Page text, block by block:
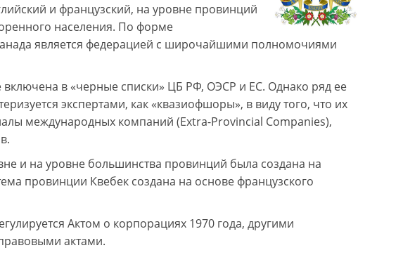
и французский, на уровне провинций
населения. По форме
является федерацией с широчайшими полномочиями
в «черные списки» ЦБ РФ, ОЭСР и ЕС. Однако ряд ее
экспертами, как «квазиофшоры», в виду того, что их
международных компаний (Extra-Provincial Companies),
и на уровне большинства провинций была создана на
провинции Квебек создана на основе французского
Актом о корпорациях 1970 года, другими
актами.